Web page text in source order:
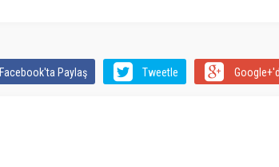
Facebook'ta Paylaş Tweetle